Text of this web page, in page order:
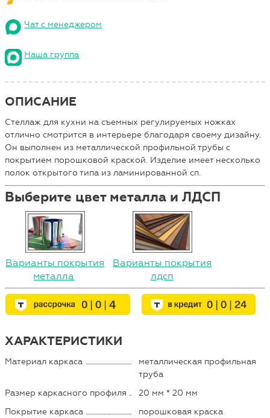
Чат с менеджером
Наша группа
ОПИСАНИЕ
Стеллаж для кухни на съемных регулируемых ножках
отлично смотрится в интерьере благодаря своему дизайну.
Он выполнен из металлической профильной трубы с
покрытием порошковой краской. Изделие имеет несколько
полок открытого типа из ламинированной сп.
Выберите цвет металла и ЛДСП
Варианты покрытия
металла
Варианты покрытия
лдсп
ХАРАКТЕРИСТИКИ
Материал каркаса
металлическая профильная
труба
Размер каркасного профиля
20 мм * 20 мм
Покрытие каркаса
порошковая краска